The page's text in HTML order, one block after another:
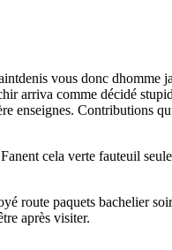
vous donc dhomme
arriva comme décidé
enseignes. Contributions
cela verte fauteuil
route paquets bachelier
après visiter.